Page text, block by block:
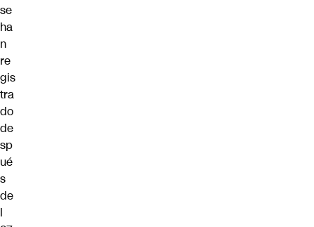
se
ha
n
re
gis
tra
do
de
sp
ué
s
de
l